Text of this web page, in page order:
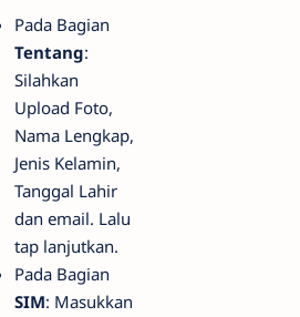
Pada Bagian
Tentang:
Silahkan
Upload Foto,
Nama Lengkap,
Jenis Kelamin,
Tanggal Lahir
dan email. Lalu
tap lanjutkan.
Pada Bagian
SIM: Masukkan